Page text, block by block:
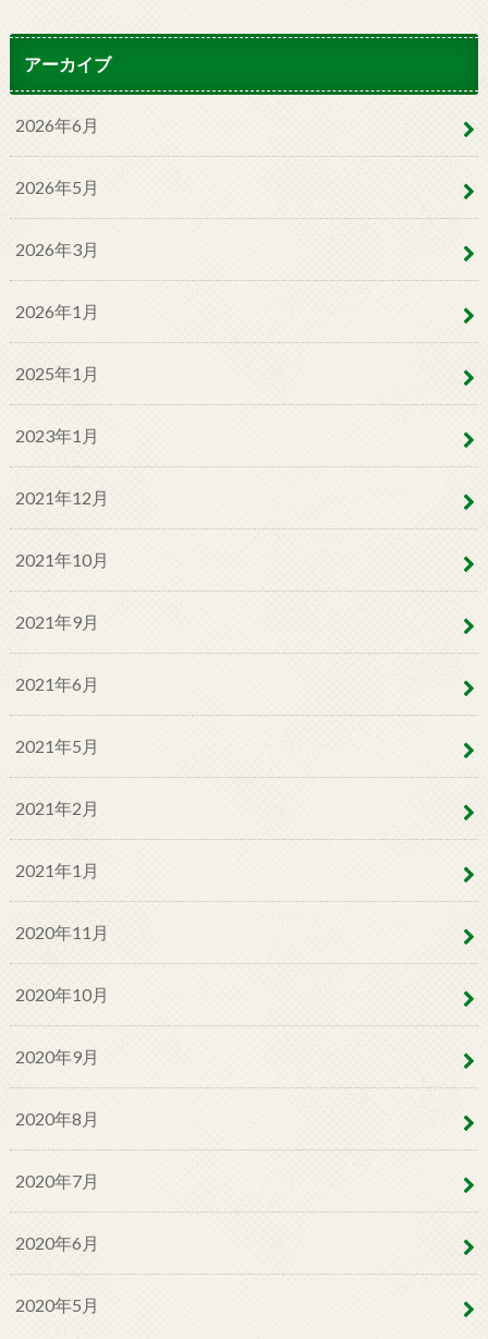
アーカイブ
2026年6月
2026年5月
2026年3月
2026年1月
2025年1月
2023年1月
2021年12月
2021年10月
2021年9月
2021年6月
2021年5月
2021年2月
2021年1月
2020年11月
2020年10月
2020年9月
2020年8月
2020年7月
2020年6月
2020年5月